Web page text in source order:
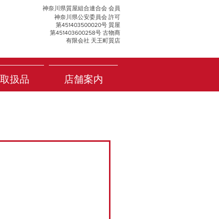
神奈川県質屋組合連合会 会員
神奈川県公安委員会 許可
第451403500020号 質屋
第451403600258号 古物商
有限会社 天王町質店
扱品 店舗案内